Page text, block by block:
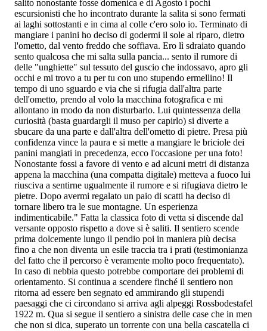
salito nonostante fosse domenica e di Agosto i pochi
escursionisti che ho incontrato durante la salita si sono fermati
ai laghi sottostanti e in cima al colle c'ero solo io. Terminato di
mangiare i panini ho deciso di godermi il sole al riparo, dietro
l'ometto, dal vento freddo che soffiava. Ero lì sdraiato quando
sento qualcosa che mi salta sulla pancia... sento il rumore di
delle "unghiette" sul tessuto del guscio che indossavo, apro gli
occhi e mi trovo a tu per tu con uno stupendo ermellino! Il
tempo di uno sguardo e via che si rifugia dall'altra parte
dell'ometto, prendo al volo la macchina fotografica e mi
allontano in modo da non disturbarlo. Lui quintessenza della
curiosità (basta guardargli il muso per capirlo) si diverte a
sbucare da una parte e dall'altra dell'ometto di pietre. Presa più
confidenza vince la paura e si mette a mangiare le briciole dei
panini mangiati in precedenza, ecco l'occasione per una foto!
Nonostante fossi a favore di vento e ad alcuni metri di distanza
appena la macchina (una compatta digitale) metteva a fuoco lui
riusciva a sentirne ugualmente il rumore e si rifugiava dietro le
pietre. Dopo avermi regalato un paio di scatti ha deciso di
tornare libero tra le sue montagne. Un esperienza
indimenticabile." Fatta la classica foto di vetta si discende dal
versante opposto rispetto a dove si è saliti. Il sentiero scende
prima dolcemente lungo il pendio poi in maniera più decisa
fino a che non diventa un esile traccia tra i prati (testimonianza
del fatto che il percorso è veramente molto poco frequentato).
In caso di nebbia questo potrebbe comportare dei problemi di
orientamento. Si continua a scendere finché il sentiero non
ritorna ad essere ben segnato ed ammirando gli stupendi
paesaggi che ci circondano si arriva agli alpeggi Rossbodestafel
1922 m. Qua si segue il sentiero a sinistra delle case che in men
che non si dica, superato un torrente con una bella cascatella ci